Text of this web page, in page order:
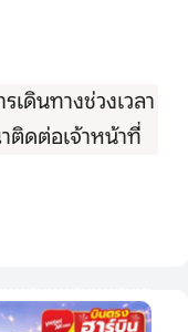
ดินทางช่วงเวลา
ติดต่อเจ้าหน้าที่